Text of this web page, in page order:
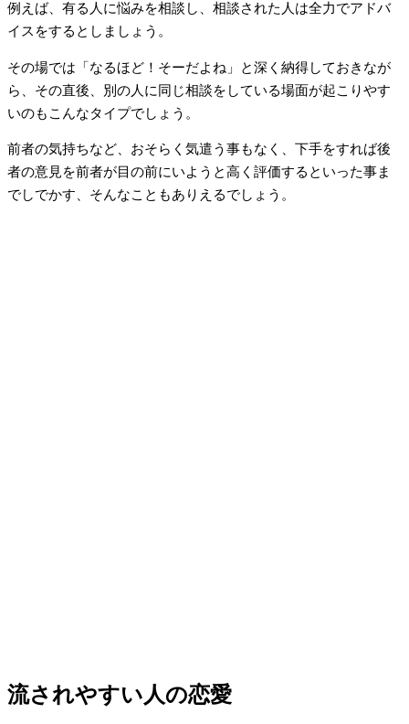
例えば、有る人に悩みを相談し、相談された人は全力でアドバ
イスをするとしましょう。
その場では「なるほど！そーだよね」と深く納得しておきなが
ら、その直後、別の人に同じ相談をしている場面が起こりやす
いのもこんなタイプでしょう。
前者の気持ちなど、おそらく気遣う事もなく、下手をすれば後
者の意見を前者が目の前にいようと高く評価するといった事ま
でしでかす、そんなこともありえるでしょう。
流されやすい人の恋愛